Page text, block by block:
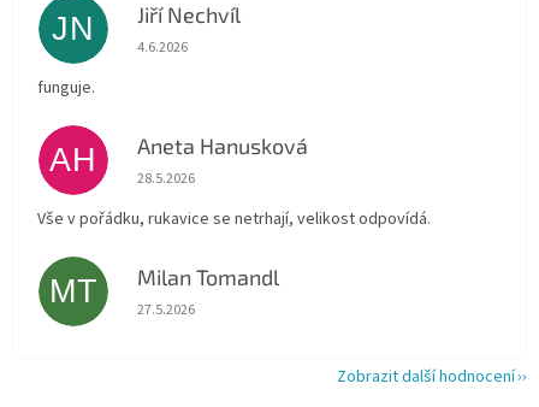
JN Jiří Nechvíl
Hodnocení obchodu je 5 z 5 hvězdiček.
4.6.2026
funguje.
AH Aneta Hanusková
Hodnocení obchodu je 5 z 5 hvězdiček.
28.5.2026
Vše v pořádku, rukavice se netrhají, velikost odpovídá.
MT Milan Tomandl
Hodnocení obchodu je 5 z 5 hvězdiček.
27.5.2026
Zobrazit další hodnocení